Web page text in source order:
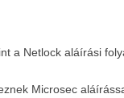
a Netlock aláírási
Microsec